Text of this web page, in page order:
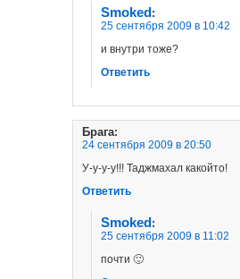
Smoked :
25 сентября 2009 в 10:42
и внутри тоже?
Ответить
Брага:
24 сентября 2009 в 20:50
У-у-у-у!!! Таджмахал какойто!
Ответить
Smoked :
25 сентября 2009 в 11:02
почти 🙂